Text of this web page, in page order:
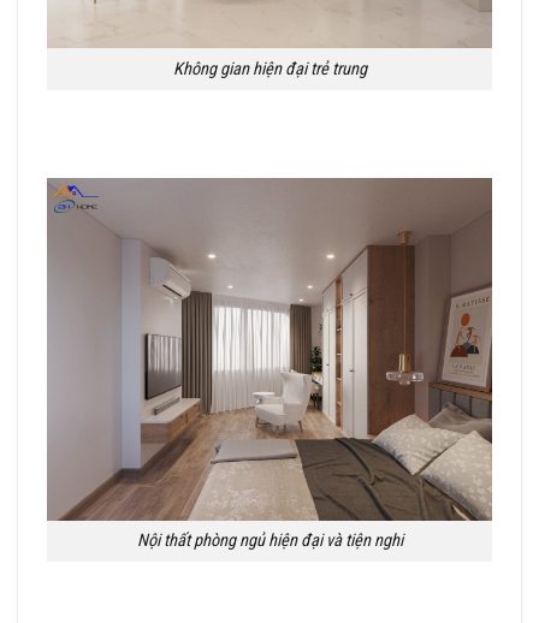
Không gian hiện đại trẻ trung
Nội thất phòng ngủ hiện đại và tiện nghi